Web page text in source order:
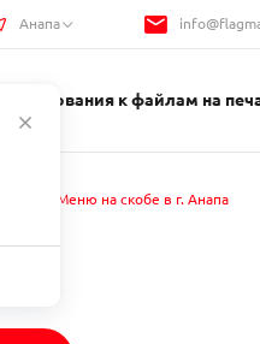
Анапа
Требования к файлам на
Заказать Меню на скобе в г. Анапа